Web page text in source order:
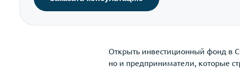
Открыть инвестиционный фонд в
но и предприниматели, которые